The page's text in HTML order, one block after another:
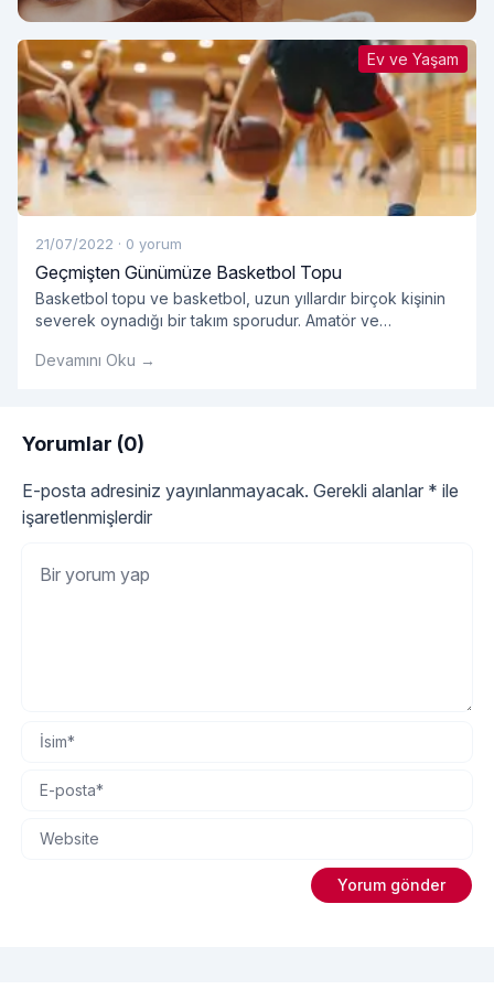
Mümkün mü?
Ev ve Yaşam
21/07/2022 · 0 yorum
Geçmişten Günümüze Basketbol Topu
Basketbol topu ve basketbol, ​​uzun yıllardır birçok kişinin
severek oynadığı bir takım sporudur. Amatör ve
basket çok önemlidir.
Devamını Oku →
Yorumlar (0)
E-posta adresiniz yayınlanmayacak. Gerekli alanlar * ile
işaretlenmişlerdir